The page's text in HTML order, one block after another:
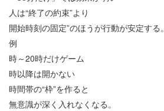
人は“終了の約束”より
開始時刻の固定”のほうが行動が安定する。
例
時～20時だけゲーム
時以降は開かない
時間帯の“枠”を作ると
無意識が深く入れなくなる。